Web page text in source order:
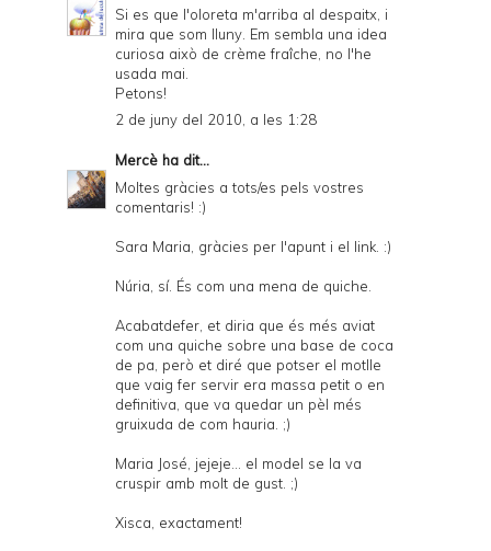
Si es que l'oloreta m'arriba al despaitx, i
mira que som lluny. Em sembla una idea
curiosa això de crème fraîche, no l'he
usada mai.
Petons!
2 de juny del 2010, a les 1:28
Mercè ha dit...
Moltes gràcies a tots/es pels vostres
comentaris! :)
Sara Maria, gràcies per l'apunt i el link. :)
Núria, sí. És com una mena de quiche.
Acabatdefer, et diria que és més aviat
com una quiche sobre una base de coca
de pa, però et diré que potser el motlle
que vaig fer servir era massa petit o en
definitiva, que va quedar un pèl més
gruixuda de com hauria. ;)
Maria José, jejeje... el model se la va
cruspir amb molt de gust. ;)
Xisca, exactament!